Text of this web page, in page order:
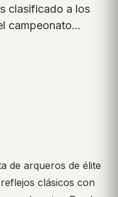
clasificado a los
campeonato…
de arqueros de élite
clásicos con